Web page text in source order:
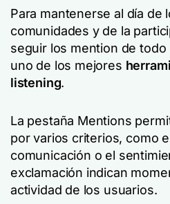
Para mantenerse al día de
comunidades y de la
seguir los mention de
uno de los mejores
listening.
La pestaña Mentions
por varios criterios, como
comunicación o el
exclamación indican
actividad de los usuarios.